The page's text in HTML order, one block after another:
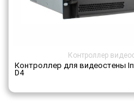
Контроллер
Контроллер для видеостены
D4